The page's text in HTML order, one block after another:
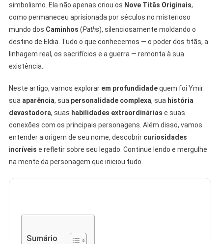
simbolismo. Ela não apenas criou os Nove Titãs Originais,
como permaneceu aprisionada por séculos no misterioso
mundo dos Caminhos (Paths), silenciosamente moldando o
destino de Eldia. Tudo o que conhecemos — o poder dos titãs, a
linhagem real, os sacrifícios e a guerra — remonta à sua
existência.
Neste artigo, vamos explorar em profundidadequem foi Ymir:
sua aparência, sua personalidade complexa, sua história
devastadora, suas habilidades extraordinárias e suas
conexões com os principais personagens. Além disso, vamos
entender a origem de seu nome, descobrir curiosidades
incríveis e refletir sobre seu legado. Continue lendo e mergulhe
na mente da personagem que iniciou tudo.
Sumário